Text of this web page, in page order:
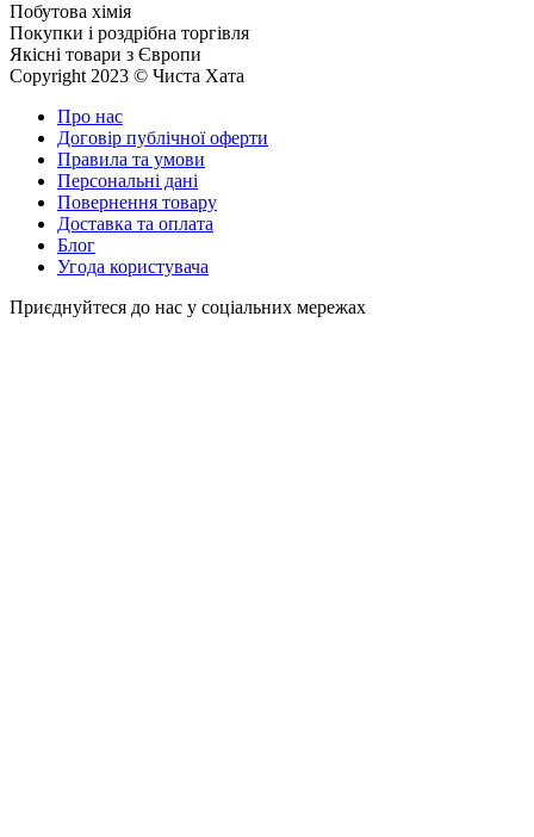
Побутова хімія
Покупки і роздрібна торгівля
Якісні товари з Європи
Copyright 2023 © Чиста Хата
Про нас
Договір публічної оферти
Правила та умови
Персональні дані
Повернення товару
Доставка та оплата
Блог
Угода користувача
Приєднуйтеся до нас у соціальних мережах